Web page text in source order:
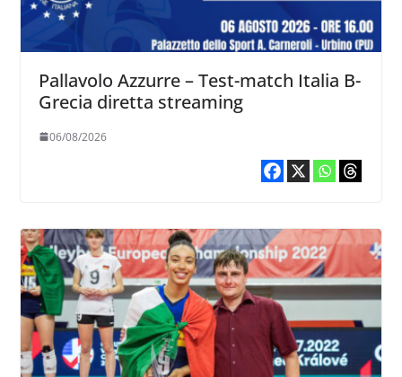
Pallavolo Azzurre – Test-match Italia B-
Grecia diretta streaming
06/08/2026